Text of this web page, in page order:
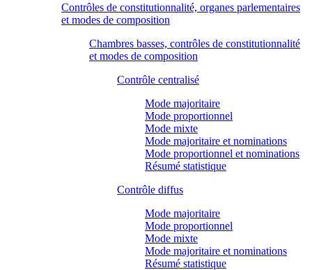
Contrôles de constitutionnalité, organes parlementaires
et modes de composition
Chambres basses, contrôles de constitutionnalité
et modes de composition
Contrôle centralisé
Mode majoritaire
Mode proportionnel
Mode mixte
Mode majoritaire et nominations
Mode proportionnel et nominations
Résumé statistique
Contrôle diffus
Mode majoritaire
Mode proportionnel
Mode mixte
Mode majoritaire et nominations
Résumé statistique